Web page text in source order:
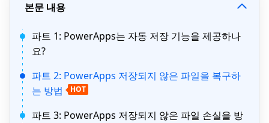
본문 내용
파트 1: PowerApps는 자동 저장 기능을 제공하나
요?
파트 2: PowerApps 저장되지 않은 파일을 복구하
는 방법
HOT
파트 3: PowerApps 저장되지 않은 파일 손실을 방